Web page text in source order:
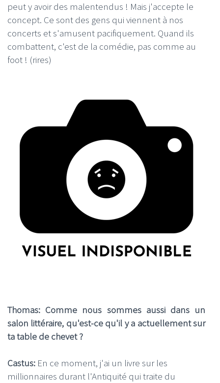
peut y avoir des malentendus ! Mais j'accepte le
concept. Ce sont des gens qui viennent à nos
concerts et s'amusent pacifiquement. Quand ils
combattent, c'est de la comédie, pas comme au
foot ! (rires)
Thomas: Comme nous sommes aussi dans un
salon littéraire, qu'est-ce qu'il y a actuellement sur
ta table de chevet ?
Castus: En ce moment, j'ai un livre sur les
millionnaires durant l'Antiquité qui traite du